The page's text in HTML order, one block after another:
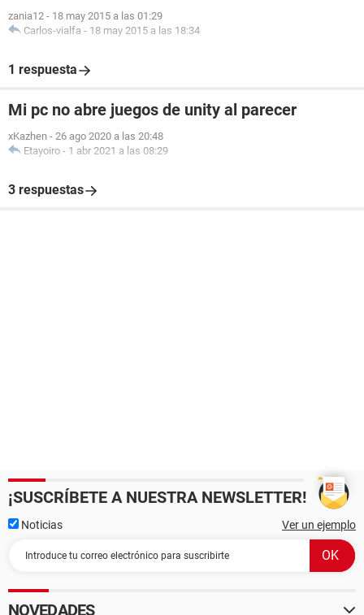
zania12 - 18 may 2015 a las 01:29
Carlos-vialfa - 18 may 2015 a las 18:34
1 respuesta
Mi pc no abre juegos de unity al parecer
xKazhen - 26 ago 2020 a las 20:48
Etayoiro - 1 abr 2021 a las 08:29
3 respuestas
¡SUSCRÍBETE A NUESTRA NEWSLETTER!
Noticias Ver un ejemplo
NOVEDADES